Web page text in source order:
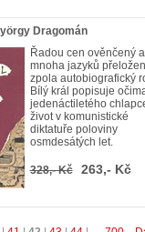
Dragomán
Řadou cen ověnčený
mnoha jazyků
zpola autobiografický
Bílý král popisuje
jedenáctiletého
život v komunistické
diktatuře poloviny
osmdesátých let.
328,- Kč 263,- Kč